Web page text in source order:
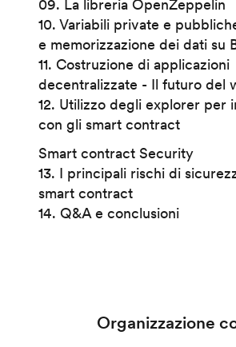
09. La libreria OpenZeppelin
10. Variabili private e
e memorizzazione dei dati su
11. Costruzione di applicazioni
decentralizzate - Il futuro del
12. Utilizzo degli explorer per
con gli smart contract
Smart contract Security
13. I principali rischi di
smart contract
14. Q&A e conclusioni
Organizzazione